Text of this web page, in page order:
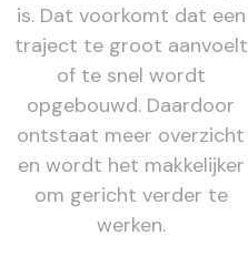
is. Dat voorkomt dat een
traject te groot aanvoelt
of te snel wordt
opgebouwd. Daardoor
ontstaat meer overzicht
en wordt het makkelijker
om gericht verder te
werken.